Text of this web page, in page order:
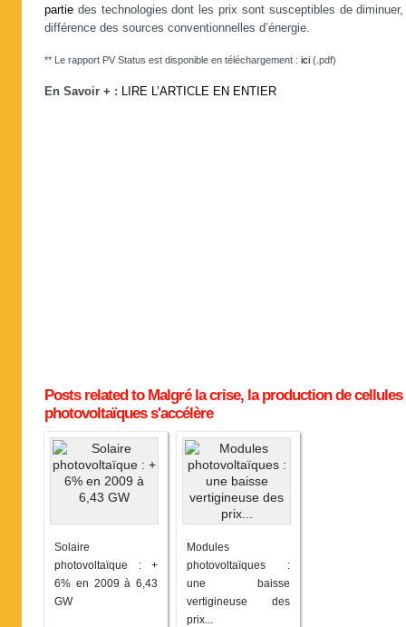
partie des technologies dont les prix sont susceptibles de
différence des sources conventionnelles d’énergie.
** Le rapport PV Status est disponible en téléchargement : ici (.pdf)
En Savoir + : LIRE L’ARTICLE EN ENTIER
Posts related to Malgré la crise, la production de cellules
photovoltaïques s'accélère
Solaire
photovoltaïque : +
6% en 2009 à 6,43
GW
Modules
photovoltaïques :
une baisse
vertigineuse des
prix...